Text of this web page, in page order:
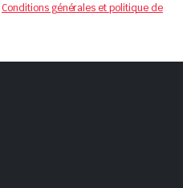
Conditions générales et politique de